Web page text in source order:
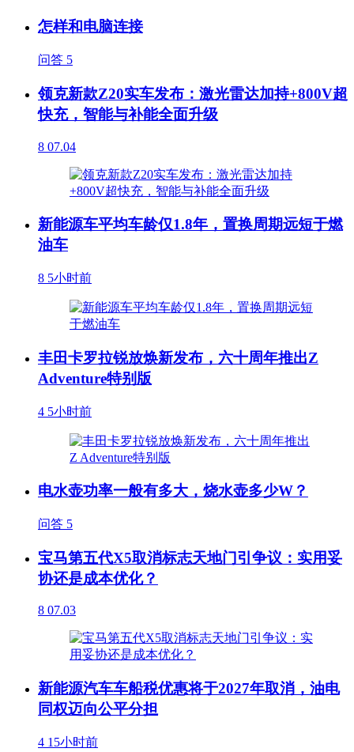
怎样和电脑连接
问答 5
领克新款Z20实车发布：激光雷达加持+800V超
快充，智能与补能全面升级
8 07.04
新能源车平均车龄仅1.8年，置换周期远短于燃
油车
8 5小时前
丰田卡罗拉锐放焕新发布，六十周年推出Z
Adventure特别版
4 5小时前
电水壶功率一般有多大，烧水壶多少W？
问答 5
宝马第五代X5取消标志天地门引争议：实用妥
协还是成本优化？
8 07.03
新能源汽车车船税优惠将于2027年取消，油电
同权迈向公平分担
4 15小时前